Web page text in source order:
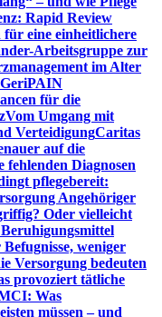
Rapid Review
eine einheitlichere
Arbeitsgruppe zur
im Alter
für die
Vom Umgang mit
VerteidigungCaritas
auf die
fehlenden Diagnosen
pflegebereit:
Angehöriger
Oder vielleicht
weniger
Versorgung bedeuten
provoziert tätliche
Was
müssen – und